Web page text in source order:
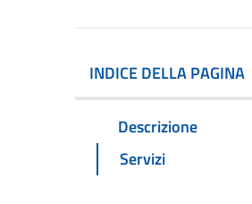
INDICE DELLA PAGINA
Descrizione
Servizi